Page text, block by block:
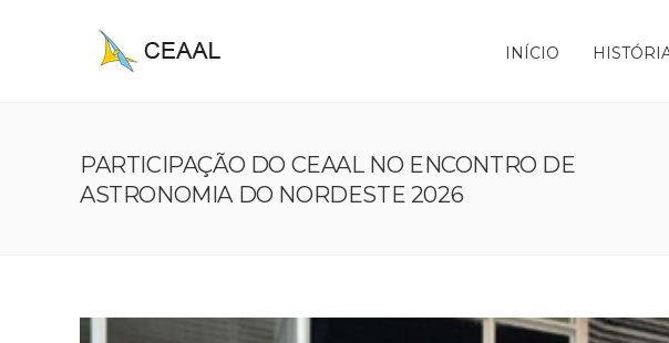
INÍCIO
PARTICIPAÇÃO DO CEAAL NO ENCONTRO DE
ASTRONOMIA DO NORDESTE 2026